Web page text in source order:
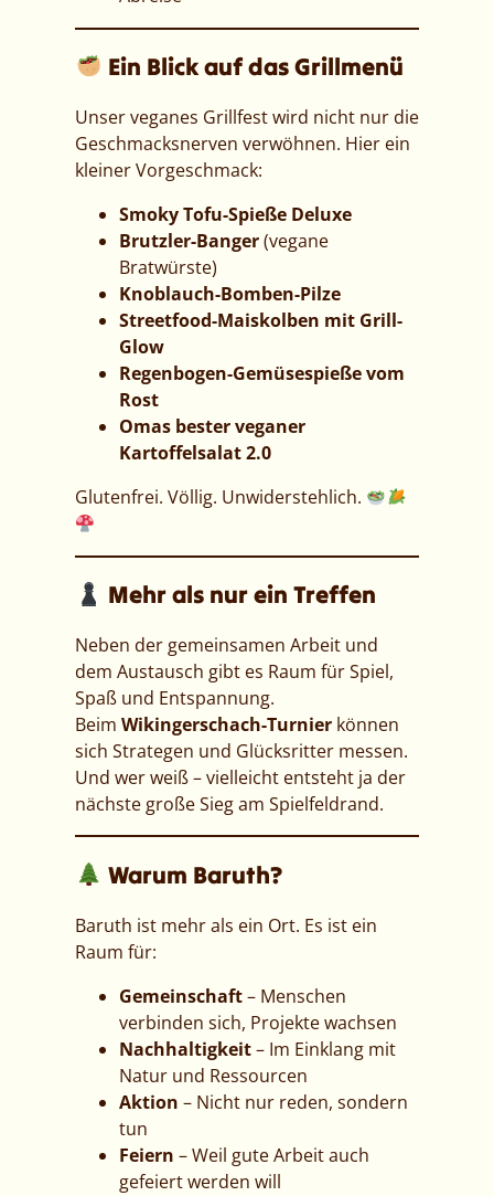
Ein Blick auf das Grillmenü
Unser veganes Grillfest wird nicht nur die
Geschmacksnerven verwöhnen. Hier ein
kleiner Vorgeschmack:
Smoky Tofu-Spieße Deluxe
Brutzler-Banger(vegane
Bratwürste)
Knoblauch-Bomben-Pilze
Streetfood-Maiskolben mit Grill-
Glow
Regenbogen-Gemüsespieße vom
Rost
Omas bester veganer
Kartoffelsalat 2.0
Glutenfrei. Völlig. Unwiderstehlich.
Mehr als nur ein Treffen
Neben der gemeinsamen Arbeit und
dem Austausch gibt es Raum für Spiel,
Spaß und Entspannung.
Beim Wikingerschach-Turnier können
sich Strategen und Glücksritter messen.
Und wer weiß – vielleicht entsteht ja der
nächste große Sieg am Spielfeldrand.
Warum Baruth?
Baruth ist mehr als ein Ort. Es ist ein
Raum für:
Gemeinschaft– Menschen
verbinden sich, Projekte wachsen
Nachhaltigkeit– Im Einklang mit
Natur und Ressourcen
Aktion – Nicht nur reden, sondern
tun
Feiern – Weil gute Arbeit auch
gefeiert werden will